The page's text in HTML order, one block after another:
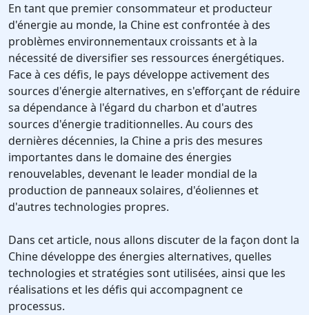
En tant que premier consommateur et producteur
d'énergie au monde, la Chine est confrontée à des
problèmes environnementaux croissants et à la
nécessité de diversifier ses ressources énergétiques.
Face à ces défis, le pays développe activement des
sources d'énergie alternatives, en s'efforçant de réduire
sa dépendance à l'égard du charbon et d'autres
sources d'énergie traditionnelles. Au cours des
dernières décennies, la Chine a pris des mesures
importantes dans le domaine des énergies
renouvelables, devenant le leader mondial de la
production de panneaux solaires, d'éoliennes et
d'autres technologies propres.
Dans cet article, nous allons discuter de la façon dont la
Chine développe des énergies alternatives, quelles
technologies et stratégies sont utilisées, ainsi que les
réalisations et les défis qui accompagnent ce
processus.